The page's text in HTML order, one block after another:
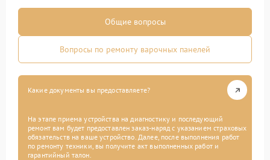
Общие вопросы
Вопросы по ремонту варочных панелей
Какие документы вы предоставляете?
На этапе приема устройства на диагностику и последующий
ремонт вам будет предоставлен заказ-наряд с указанием страховых
обязательств на ваше устройство. Далее, после выполнения работ
по ремонту техники, вы получите акт выполненных работ и
гарантийный талон.